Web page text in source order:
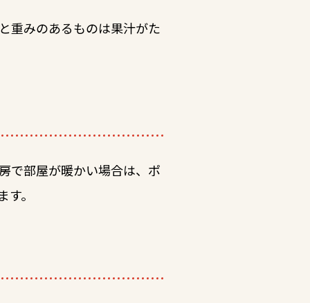
重みのあるものは果汁がた
で部屋が暖かい場合は、ポ
。